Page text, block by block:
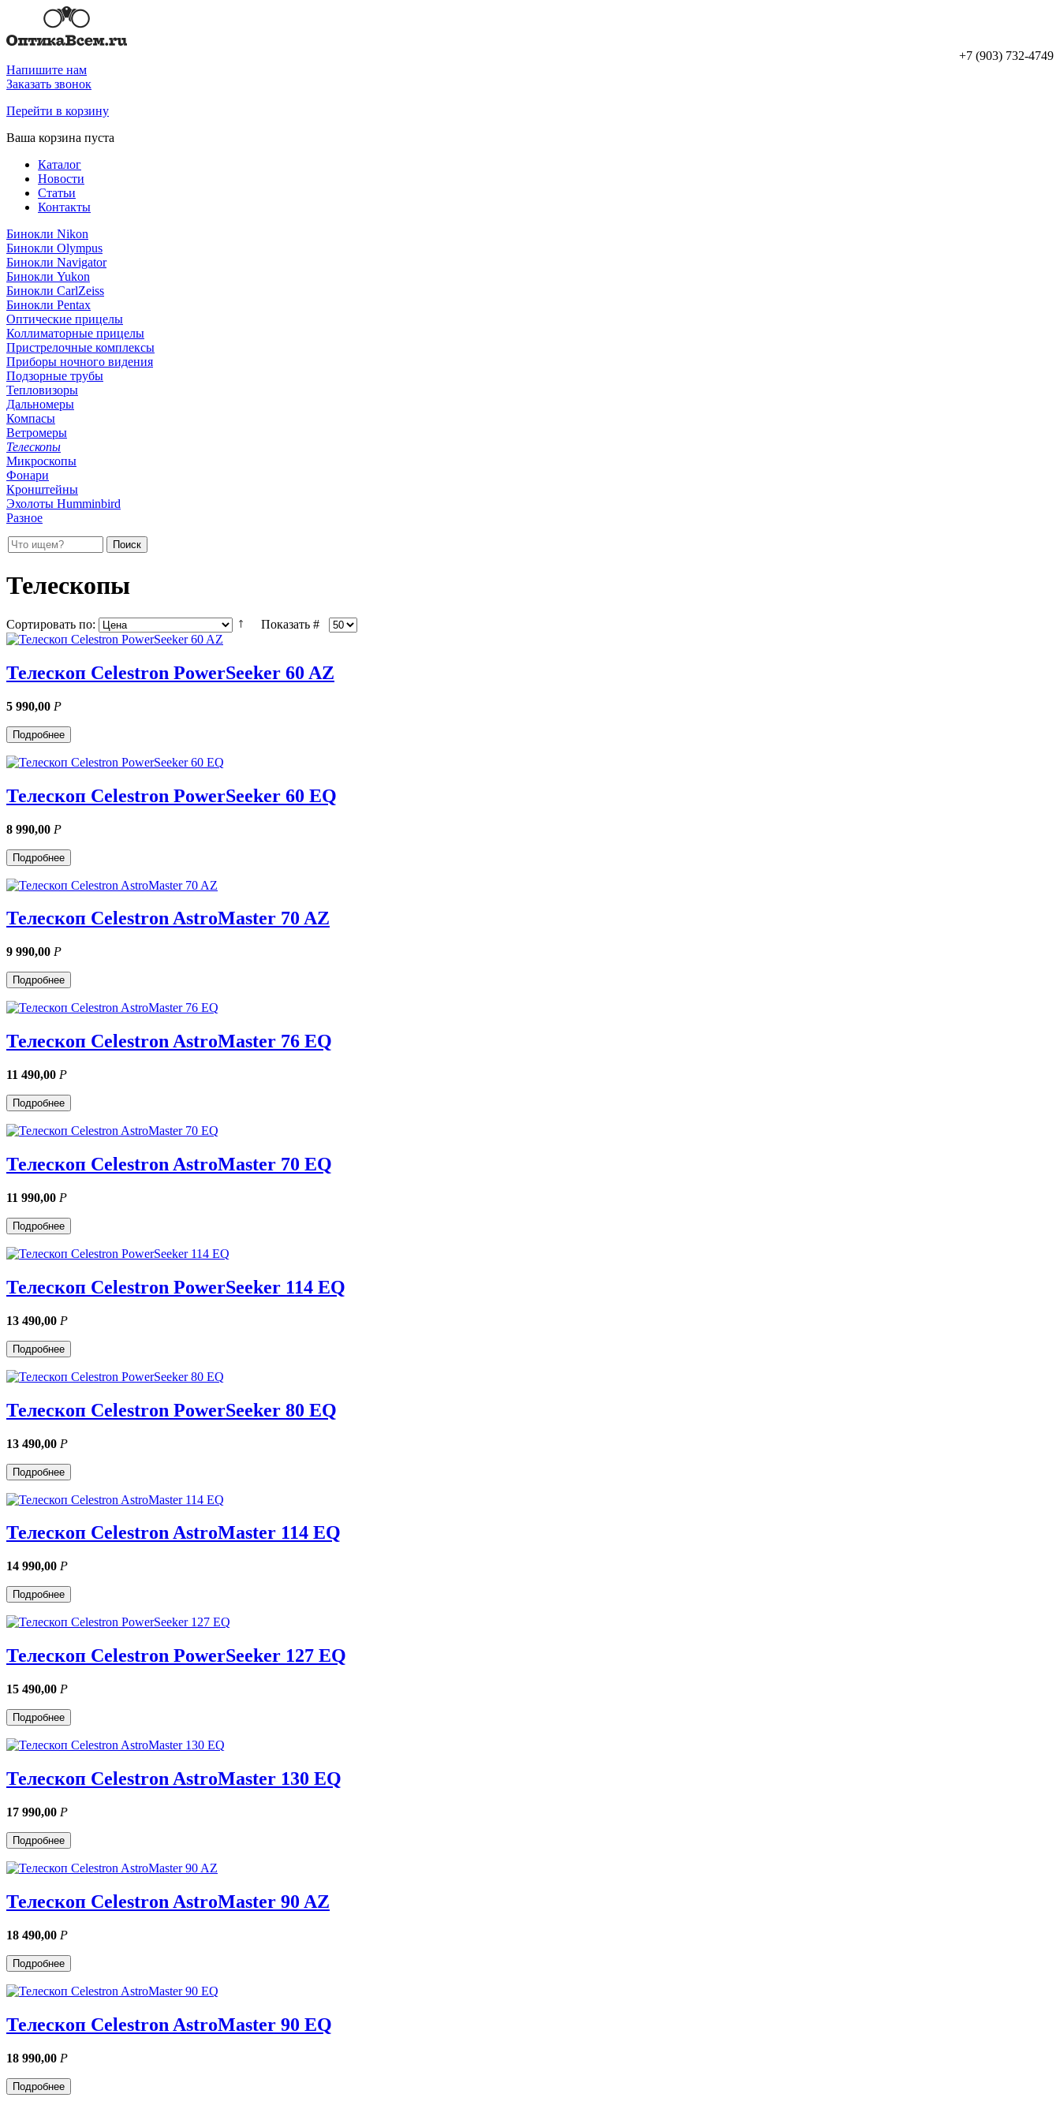
+7 (903) 732-4749
Напишите нам
Заказать звонок
Перейти в корзину
Ваша корзина пуста
Каталог
Новости
Статьи
Контакты
Бинокли Nikon
Бинокли Olympus
Бинокли Navigator
Бинокли Yukon
Бинокли CarlZeiss
Бинокли Pentax
Оптические прицелы
Коллиматорные прицелы
Пристрелочные комплексы
Приборы ночного видения
Подзорные трубы
Тепловизоры
Дальномеры
Компасы
Ветромеры
Телескопы
Микроскопы
Фонари
Кронштейны
Эхолоты Humminbird
Разное
Телескопы
Сортировать по: Показать #
Телескоп Celestron PowerSeeker 60 AZ
5 990,00 Р
Подробнее
Телескоп Celestron PowerSeeker 60 EQ
8 990,00 Р
Подробнее
Телескоп Celestron AstroMaster 70 AZ
9 990,00 Р
Подробнее
Телескоп Celestron AstroMaster 76 EQ
11 490,00 Р
Подробнее
Телескоп Celestron AstroMaster 70 EQ
11 990,00 Р
Подробнее
Телескоп Celestron PowerSeeker 114 EQ
13 490,00 Р
Подробнее
Телескоп Celestron PowerSeeker 80 EQ
13 490,00 Р
Подробнее
Телескоп Celestron AstroMaster 114 EQ
14 990,00 Р
Подробнее
Телескоп Celestron PowerSeeker 127 EQ
15 490,00 Р
Подробнее
Телескоп Celestron AstroMaster 130 EQ
17 990,00 Р
Подробнее
Телескоп Celestron AstroMaster 90 AZ
18 490,00 Р
Подробнее
Телескоп Celestron AstroMaster 90 EQ
18 990,00 Р
Подробнее